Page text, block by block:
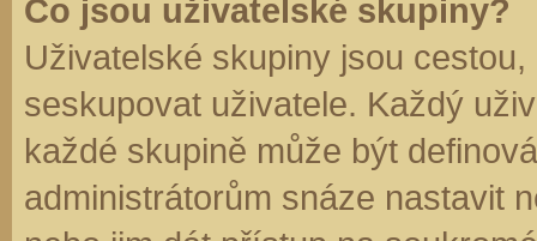
Co jsou uživatelské skupiny?
Uživatelské skupiny jsou
seskupovat uživatele. Každý
každé skupině může být
administrátorům snáze nastavit